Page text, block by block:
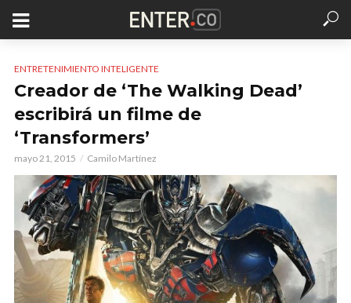
ENTRETENIMIENTO INTELIGENTE
Creador de ‘The Walking Dead’
escribirá un filme de
‘Transformers’
mayo 21, 2015 Camilo Martínez